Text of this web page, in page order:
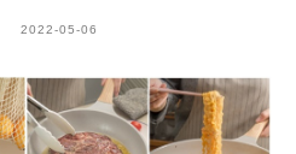
2022-05-06